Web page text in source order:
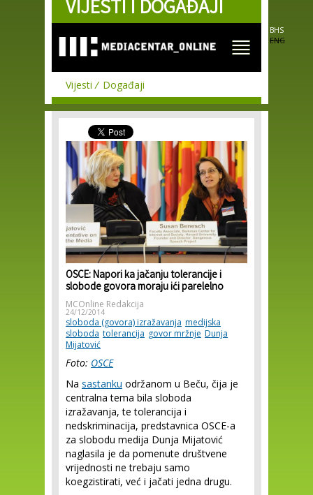
Skip to
main
VIJESTI I DOGAĐAJI
BHS
ENG
Vijesti Događaji
OSCE: Napori ka jačanju tolerancije i
slobode govora moraju ići parelelno
MCOnline Redakcija
24/12/2014
sloboda (govora) izražavanja medijska
sloboda tolerancija govor mržnje Dunja
Mijatović
Foto: OSCE
Na sastanku održanom u Beču, čija je
centralna tema bila sloboda
izražavanja, te tolerancija i
nedskriminacija, predstavnica OSCE-a
za slobodu medija Dunja Mijatović
naglasila je da pomenute društvene
vrijednosti ne trebaju samo
koegzistirati, već i jačati jedna drugu.